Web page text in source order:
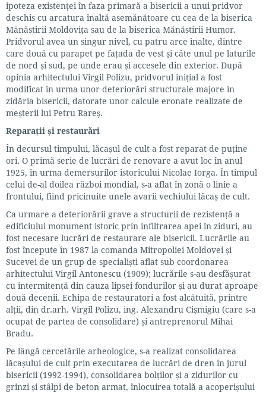
ipoteza existenței în faza primară a bisericii a unui pridvor
deschis cu arcatura înaltă asemănătoare cu cea de la biserica
Mănăstirii Moldovița sau de la biserica Mănăstirii Humor.
Pridvorul avea un singur nivel, cu patru arce înalte, dintre
care două cu parapet pe fațada de vest și câte unul pe laturile
de nord și sud, pe unde erau și accesele din exterior. După
opinia arhitectului Virgil Polizu, pridvorul inițial a fost
modificat în urma unor deteriorări structurale majore în
zidăria bisericii, datorate unor calcule eronate realizate de
meșterii lui Petru Rareș.
Reparații și restaurări
În decursul timpului, lăcașul de cult a fost reparat de puține
ori. O primă serie de lucrări de renovare a avut loc în anul
1925, în urma demersurilor istoricului Nicolae Iorga. În timpul
celui de-al doilea război mondial, s-a aflat în zonă o linie a
frontului, fiind pricinuite unele avarii vechiului lăcaș de cult.
Ca urmare a deteriorării grave a structurii de rezistență a
edificiului monument istoric prin infiltrarea apei în ziduri, au
fost necesare lucrări de restaurare ale bisericii. Lucrările au
fost începute în 1987 la comanda Mitropoliei Moldovei și
Sucevei de un grup de specialiști aflat sub coordonarea
arhitectului Virgil Antonescu (1909); lucrările s-au desfășurat
cu intermitență din cauza lipsei fondurilor și au durat aproape
două decenii. Echipa de restauratori a fost alcătuită, printre
alții, din dr.arh. Virgil Polizu, ing. Alexandru Cișmigiu (care s-a
ocupat de partea de consolidare) și antreprenorul Mihai
Bradu.
Pe lângă cercetările arheologice, s-a realizat consolidarea
lăcașului de cult prin executarea de lucrări de dren în jurul
bisericii (1992-1994), consolidarea bolților și a zidurilor cu
grinzi și stâlpi de beton armat, înlocuirea totală a acoperișului